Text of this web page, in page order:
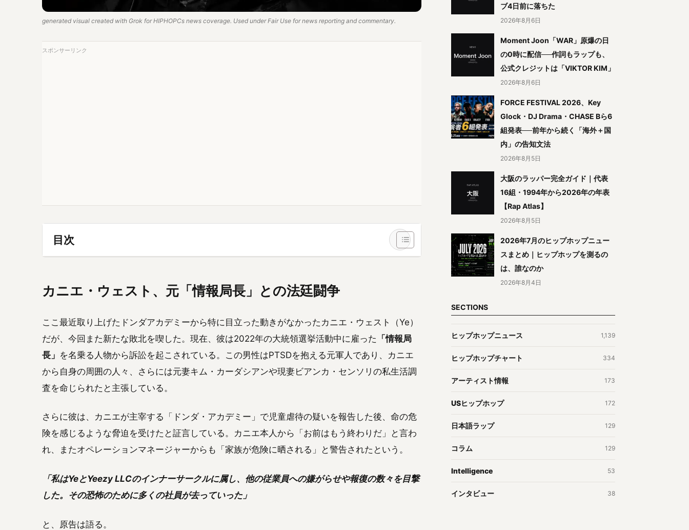
generated visual created with Grok for HIPHOPCs news coverage. Used under Fair Use for news reporting and commentary.
スポンサーリンク
目次
カニエ・ウェスト、元「情報局長」との法廷闘争
ここ最近取り上げたドンダアカデミーから特に目立った動きがなかったカニエ・ウェスト（Ye）
だが、今回また新たな敗北を喫した。現在、彼は2022年の大統領選挙活動中に雇った 「情報局
長」 を名乗る人物から訴訟を起こされている。この男性はPTSDを抱える元軍人であり、カニエ
から自身の周囲の人々、さらには元妻キム・カーダシアンや現妻ビアンカ・センソリの私生活調
査を命じられたと主張している。
さらに彼は、カニエが主宰する「ドンダ・アカデミー」で児童虐待の疑いを報告した後、命の危
険を感じるような脅迫を受けたと証言している。カニエ本人から「お前はもう終わりだ」と言わ
れ、またオペレーションマネージャーからも「家族が危険に晒される」と警告されたという。
「私はYeとYeezy LLCのインナーサークルに属し、他の従業員への嫌がらせや報復の数々を目撃
した。その恐怖のために多くの社員が去っていった」
と、原告は語る。
ブ4日前に落ちた
2026年8月6日
Moment Joon「WAR」原爆の日
の0時に配信──作詞もラップも、
公式クレジットは「VIKTOR KIM」
2026年8月6日
FORCE FESTIVAL 2026、Key
Glock・DJ Drama・CHASE Bら6
組発表──前年から続く「海外＋国
内」の告知文法
2026年8月5日
大阪のラッパー完全ガイド｜代表
16組・1994年から2026年の年表
【Rap Atlas】
2026年8月5日
2026年7月のヒップホップニュー
スまとめ｜ヒップホップを測るの
は、誰なのか
2026年8月4日
SECTIONS
ヒップホップニュース 1,139
ヒップホップチャート 334
アーティスト情報 173
USヒップホップ 172
日本語ラップ 129
コラム 129
Intelligence 53
インタビュー 38